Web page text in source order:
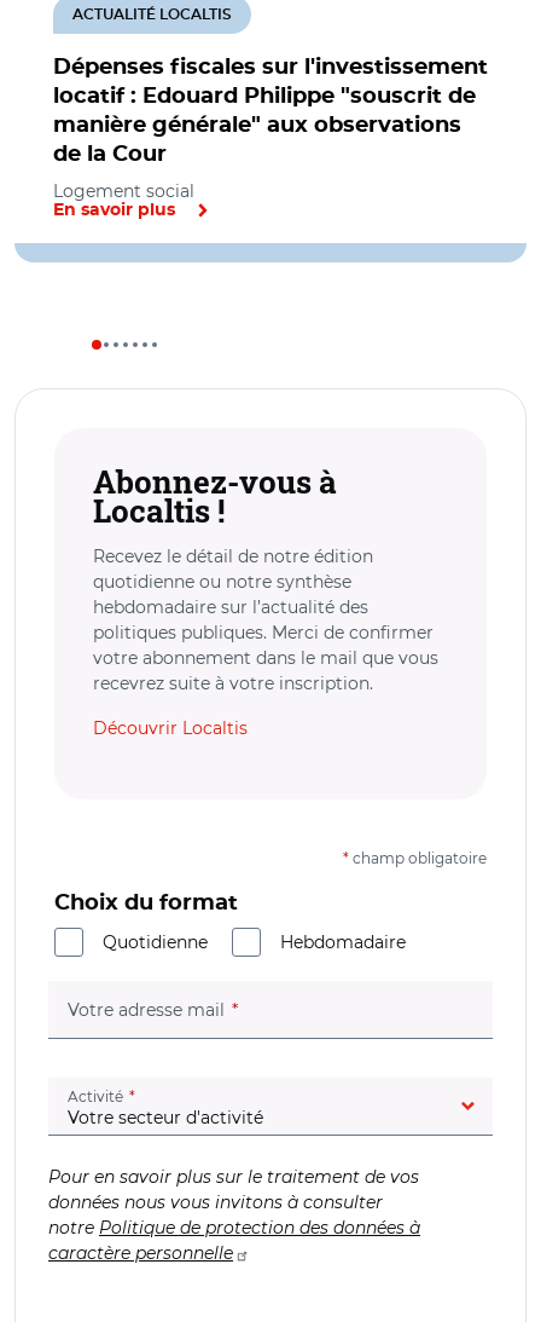
Dépenses fiscales sur l'investissement
locatif : Edouard Philippe "souscrit de
manière générale" aux observations
de la Cour
ACTUALITÉ LOCALTIS
Logement social
En savoir plus
Abonnez-vous à
Localtis !
Recevez le détail de notre édition
quotidienne ou notre synthèse
hebdomadaire sur l’actualité des
politiques publiques. Merci de confirmer
votre abonnement dans le mail que vous
recevrez suite à votre inscription.
Découvrir Localtis
* champ obligatoire
Choix du format
Quotidienne
Hebdomadaire
Votre adresse mail (champ obligatoire)
Activité (champ obligatoire)
Pour en savoir plus sur le traitement de vos
données nous vous invitons à consulter
notre Politique de protection des données à
caractère personnelle